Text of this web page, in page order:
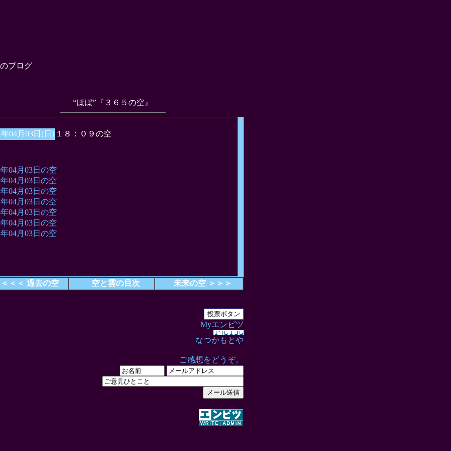
ブログ
“ほぼ”『３６５の空』
年04月03日(日) １８：０９の空
04月03日の空
04月03日の空
04月03日の空
04月03日の空
04月03日の空
04月03日の空
04月03日の空
＜＜＜ 過去の空 空と雲の目次 未来の空 ＞＞＞
Myエンピツ
なつかもとや
ご感想をどうぞ。